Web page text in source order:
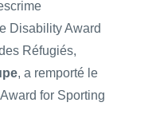
Disability Award
Réfugiés,
, a remporté le
for Sporting